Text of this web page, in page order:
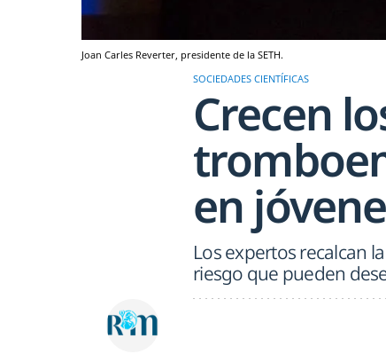
Joan Carles Reverter, presidente de la SETH.
SOCIEDADES CIENTÍFICAS
Crecen
en
Los expertos recalcan
riesgo que pueden